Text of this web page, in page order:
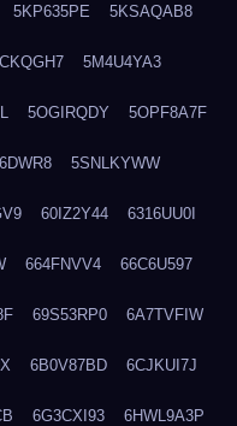
5KP635PE 5KSAQAB8
5M4U4YA3
5OGIRQDY 5OPF8A7F
5SNLKYWW
60IZ2Y44 6316UU0I
664FNVV4 66C6U597
69S53RP0 6A7TVFIW
6B0V87BD 6CJKUI7J
6G3CXI93 6HWL9A3P